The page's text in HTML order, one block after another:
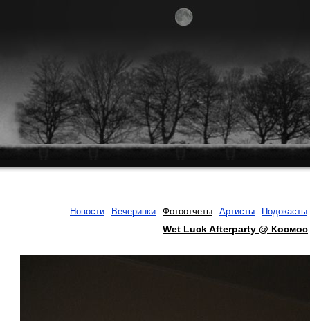
Новости Вечеринки Фотоотчеты Артисты Подокасты
Wet Luck Afterparty @ Космос